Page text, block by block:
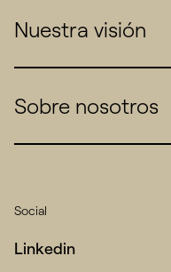
Consumers
Startups
Nuestra visión
Work
Sobre nosotros
Social
Linkedin